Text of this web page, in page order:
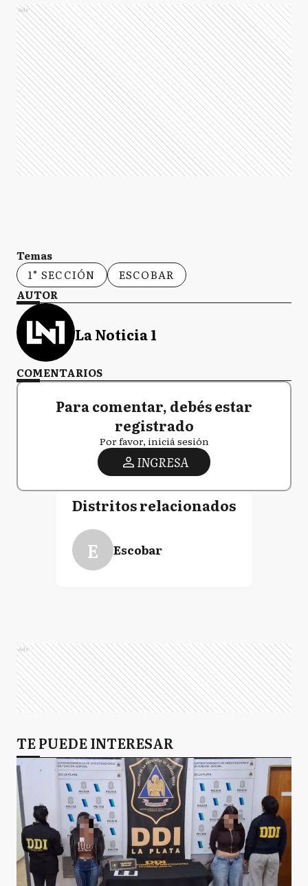
Ads
Temas
1° SECCIÓN
ESCOBAR
AUTOR
La Noticia 1
COMENTARIOS
Para comentar, debés estar
registrado
Por favor, iniciá sesión
INGRESA
Distritos relacionados
E Escobar
Ads
TE PUEDE INTERESAR